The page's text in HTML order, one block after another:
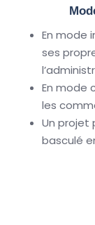
En mode
ses
En mode
les
Un projet
basculé